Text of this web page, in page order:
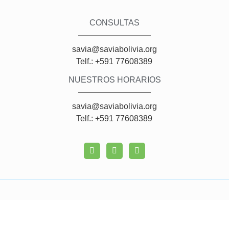
CONSULTAS
savia@saviabolivia.org
Telf.: +591 77608389
NUESTROS HORARIOS
savia@saviabolivia.org
Telf.: +591 77608389